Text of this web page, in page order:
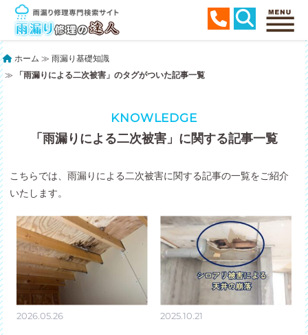
ホーム ≫雨漏り基礎知識
≫
「雨漏りによる二次被害」のタグがついた記事一覧
「雨漏りによる二次被害」に関する記事一覧
KNOWLEDGE
こちらでは、雨漏りによる二次被害に関する記事の一覧をご紹介
いたします。
2026.05.26 2025.10.21